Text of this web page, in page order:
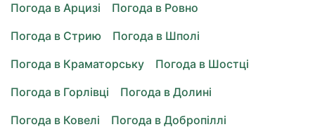
Погода в Арцизі
Погода в Ровно
Погода в Стрию
Погода в Шполі
Погода в Краматорську
Погода в Шостці
Погода в Горлівці
Погода в Долині
Погода в Ковелі
Погода в Добропіллі